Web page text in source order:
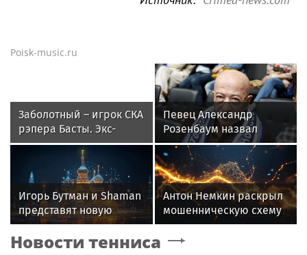
Poisk-music.ru
Заболотный – игрок СКА
рэпера Басты. Экс-
форвард «Спартака»
будет получать 500
тысяч в месяц
Певец Александр
Розенбаум назвал
Любовь Орлову
настоящей звездой
Игорь Бутман и Shaman
представят новую
премьеру 27 октября
Антон Немкин раскрыл
мошенническую схему
с фейковыми сайтами
ЦБ
Новости тенниса